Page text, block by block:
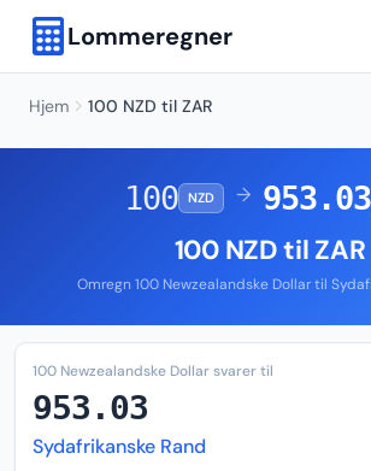
Lommeregner
Hjem 100 NZD til ZAR
100 NZD → 953.03
100 NZD til ZAR
Omregn 100 Newzealandske Dollar til
100 Newzealandske Dollar svarer til
953.03
Sydafrikanske Rand